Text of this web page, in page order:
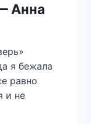
Анна
я бежала
равно
и не